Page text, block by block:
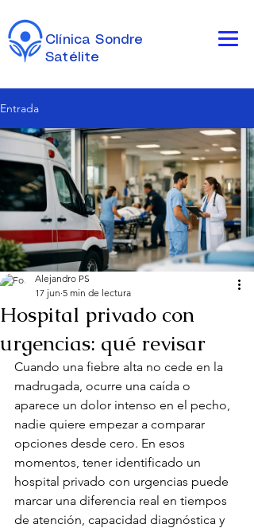
Clínica Sondre
Satélite
Entrada
Hospital privado con
urgencias: qué revisar
Alejandro PS
17 jun 5 min de lectura
Cuando una fiebre alta no cede en la
madrugada, ocurre una caída o
aparece un dolor intenso en el pecho,
nadie quiere empezar a comparar
opciones desde cero. En esos
momentos, tener identificado un
hospital privado con urgencias puede
marcar una diferencia real en tiempos
de atención, capacidad diagnóstica y